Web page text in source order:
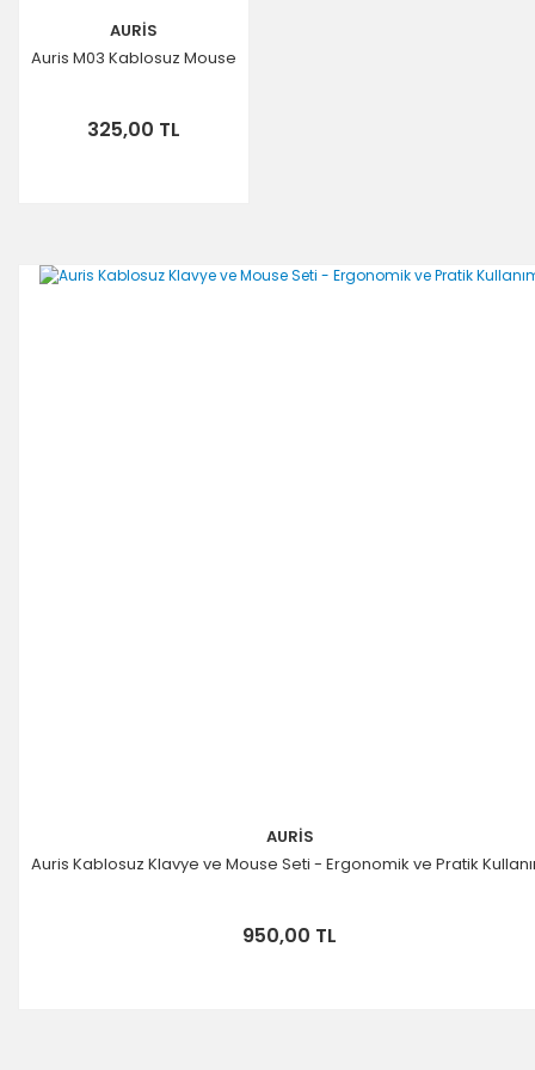
AURİS
Auris M03 Kablosuz Mouse
325,00 TL
AURİS
Auris Kablosuz Klavye ve Mouse Seti - Ergonomik ve Pratik
950,00 TL